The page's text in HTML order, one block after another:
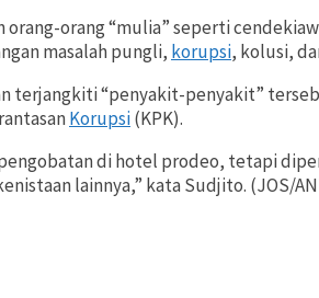
orang “mulia” seperti
masalah pungli, korupsi, kolusi,
terjangkiti “penyakit-penyakit”
Korupsi(KPK).
di hotel prodeo, tetapi
lainnya,” kata Sudjito. (JOS/